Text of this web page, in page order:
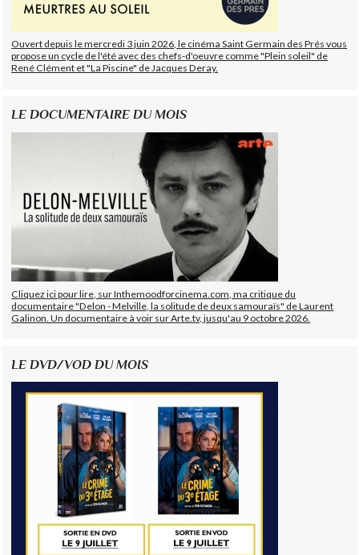
Ouvert depuis le mercredi 3 juin 2026, le cinéma Saint Germain des Prés vous
propose un cycle de l'été avec des chefs-d'oeuvre comme "Plein soleil" de
René Clément et "La Piscine" de Jacques Deray.
LE DOCUMENTAIRE DU MOIS
Cliquez ici pour lire, sur Inthemoodforcinema.com, ma critique du
documentaire "Delon - Melville, la solitude de deux samouraïs" de Laurent
Galinon. Un documentaire à voir sur Arte.tv, jusqu'au 9 octobre 2026.
LE DVD/VOD DU MOIS